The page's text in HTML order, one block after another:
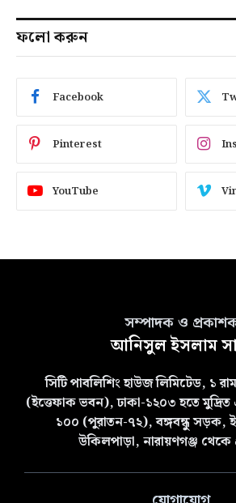
ফলো করুন
Facebook
Pinterest
YouTube
সম্পাদক ও
আনিসুল ইসলাম
সিটি পাবলিশিং হাউজ লিমিটেড, ১
(ইত্তেফাক ভবন), ঢাকা-১২০৩ হতে
১০০ (পুরাতন-৭২), বঙ্গবন্ধু সড়ক,
উকিলপাড়া, নারায়ণগঞ্জ থেকে